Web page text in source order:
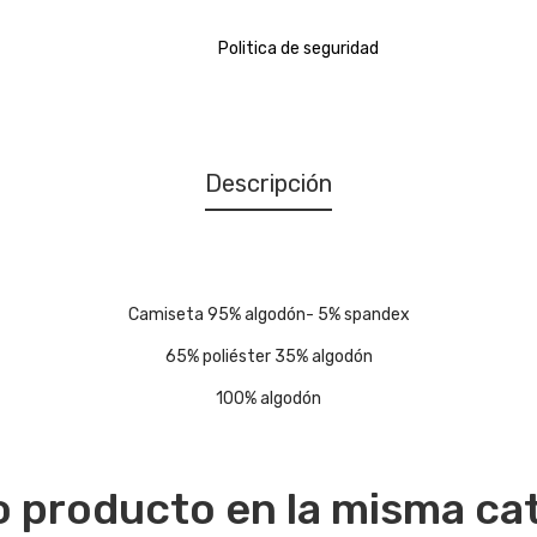
Politica de seguridad
Descripción
Camiseta 95% algodón- 5% spandex
65% poliéster 35% algodón
100% algodón
producto en la misma